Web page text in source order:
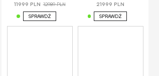
11999 PLN 12989 PLN
SPRAWDŹ
21999 PLN
SPRAWDŹ